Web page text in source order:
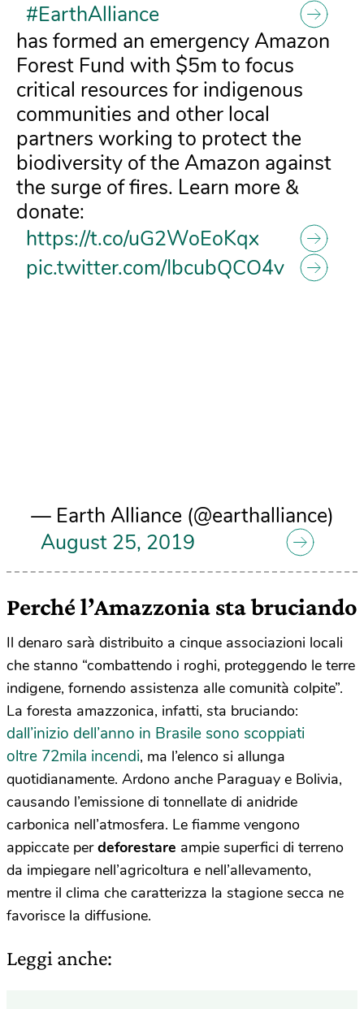
#EarthAlliance
has formed an emergency Amazon
Forest Fund with $5m to focus
critical resources for indigenous
communities and other local
partners working to protect the
biodiversity of the Amazon against
the surge of fires. Learn more &
donate:
https://t.co/uG2WoEoKqx
pic.twitter.com/IbcubQCO4v
— Earth Alliance (@earthalliance)
August 25, 2019
Perché l’Amazzonia sta bruciando
Il denaro sarà distribuito a cinque associazioni locali
che stanno “combattendo i roghi, proteggendo le terre
indigene, fornendo assistenza alle comunità colpite”.
La foresta amazzonica, infatti, sta bruciando:
dall’inizio dell’anno in Brasile sono scoppiati
oltre 72mila incendi, ma l’elenco si allunga
quotidianamente. Ardono anche Paraguay e Bolivia,
causando l’emissione di tonnellate di anidride
carbonica nell’atmosfera. Le fiamme vengono
appiccate perdeforestare ampie superfici di terreno
da impiegare nell’agricoltura e nell’allevamento,
mentre il clima che caratterizza la stagione secca ne
favorisce la diffusione.
Leggi anche: